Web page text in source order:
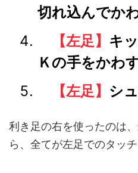
切れ込んでかわ
【左足】 キ
Ｋの手をかわす
【左足】 シ
利き足の右を使ったのは
ら、全てが左足でのタッチ